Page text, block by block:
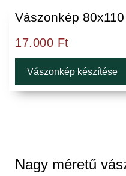
Vászonkép
17.000 Ft
Vászonkép készítése
Nagy méretű